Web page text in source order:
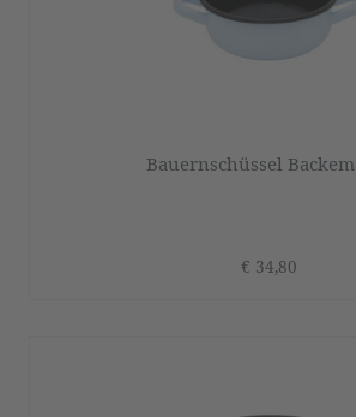
Bauernschüssel
€ 34,80